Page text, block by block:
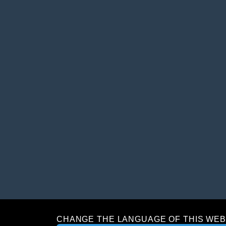
CHANGE THE LANGUAGE OF THIS